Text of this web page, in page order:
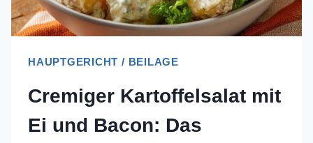
HAUPTGERICHT / BEILAGE
Cremiger Kartoffelsalat mit
Ei und Bacon: Das